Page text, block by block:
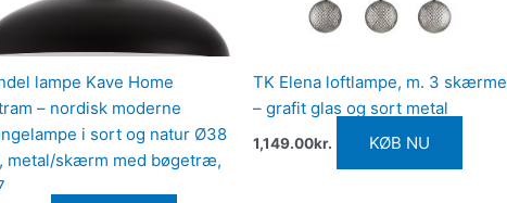
lampe Kave Home
– nordisk moderne
i sort og natur Ø38
metal/skærm med bøgetræ,
TK Elena loftlampe, m. 3 skærme
– grafit glas og sort metal
1,149.00kr. KØB NU